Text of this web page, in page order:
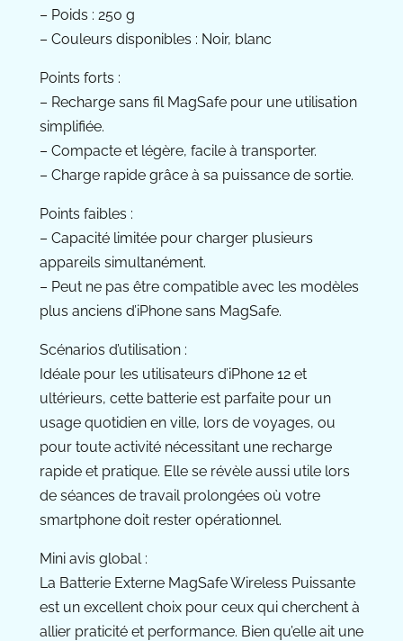
– Poids : 250 g
– Couleurs disponibles : Noir, blanc
Points forts :
– Recharge sans fil MagSafe pour une utilisation
simplifiée.
– Compacte et légère, facile à transporter.
– Charge rapide grâce à sa puissance de sortie.
Points faibles :
– Capacité limitée pour charger plusieurs
appareils simultanément.
– Peut ne pas être compatible avec les modèles
plus anciens d’iPhone sans MagSafe.
Scénarios d’utilisation :
Idéale pour les utilisateurs d’iPhone 12 et
ultérieurs, cette batterie est parfaite pour un
usage quotidien en ville, lors de voyages, ou
pour toute activité nécessitant une recharge
rapide et pratique. Elle se révèle aussi utile lors
de séances de travail prolongées où votre
smartphone doit rester opérationnel.
Mini avis global :
La Batterie Externe MagSafe Wireless Puissante
est un excellent choix pour ceux qui cherchent à
allier praticité et performance. Bien qu’elle ait une